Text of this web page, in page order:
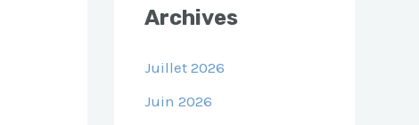
Archives
Juillet 2026
Juin 2026